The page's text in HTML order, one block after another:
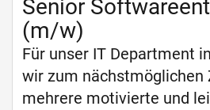
Senior
(m/w)
Für unser IT Department
wir zum nächstmöglichen
mehrere motivierte und